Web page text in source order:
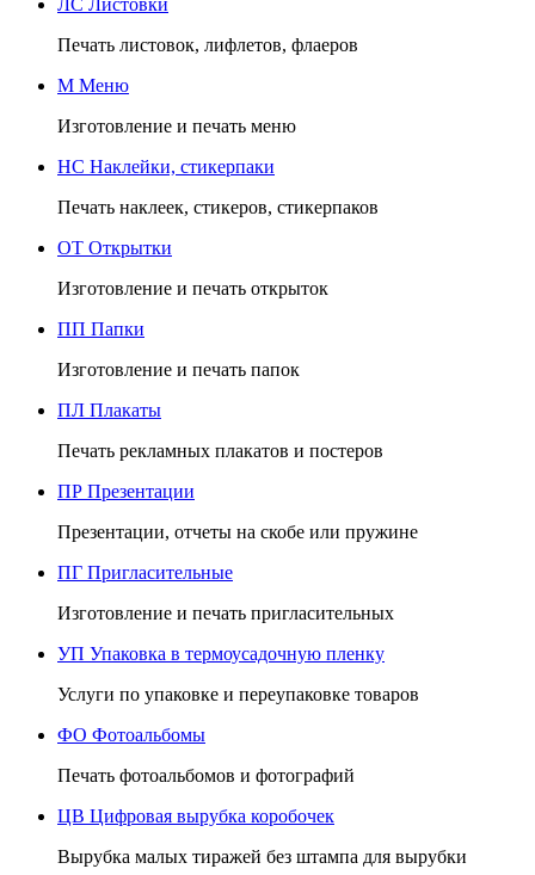
ЛС Листовки
Печать листовок, лифлетов, флаеров
М Меню
Изготовление и печать меню
НС Наклейки, стикерпаки
Печать наклеек, стикеров, стикерпаков
ОТ Открытки
Изготовление и печать открыток
ПП Папки
Изготовление и печать папок
ПЛ Плакаты
Печать рекламных плакатов и постеров
ПР Презентации
Презентации, отчеты на скобе или пружине
ПГ Пригласительные
Изготовление и печать пригласительных
УП Упаковка в термоусадочную пленку
Услуги по упаковке и переупаковке товаров
ФО Фотоальбомы
Печать фотоальбомов и фотографий
ЦВ Цифровая вырубка коробочек
Вырубка малых тиражей без штампа для вырубки